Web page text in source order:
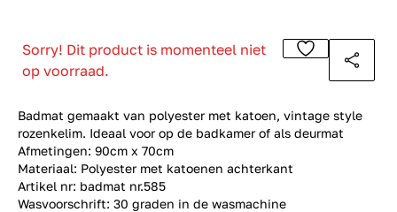
Sorry! Dit product is momenteel niet
op voorraad.
Badmat gemaakt van polyester met katoen, vintage style
rozenkelim. Ideaal voor op de badkamer of als deurmat
Afmetingen: 90cm x 70cm
Materiaal: Polyester met katoenen achterkant
Artikel nr: badmat nr.585
Wasvoorschrift: 30 graden in de wasmachine